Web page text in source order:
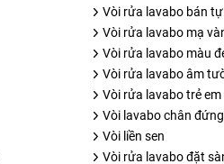
Vòi rửa lavabo bán
Vòi rửa lavabo mạ
Vòi rửa lavabo màu
Vòi rửa lavabo âm
Vòi rửa lavabo trẻ em
Vòi lavabo chân
Vòi liền sen
Vòi rửa lavabo đặt